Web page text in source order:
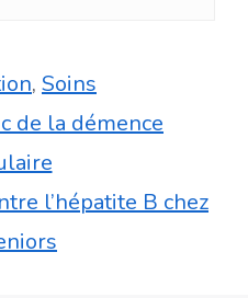
, Soins
de la démence
l’hépatite B chez